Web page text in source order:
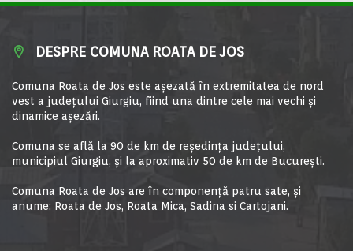
DESPRE COMUNA ROATA DE JOS
Comuna Roata de Jos este aşezată în extremitatea de nord
vest a judeţului Giurgiu, fiind una dintre cele mai vechi şi
dinamice aşezări.
Comuna se află la 90 de km de reşedinţa judeţului,
municipiul Giurgiu, şi la aproximativ 50 de km de Bucureşti.
Comuna Roata de Jos are în componență patru sate, și
anume: Roata de Jos, Roata Mica, Sadina si Cartojani.